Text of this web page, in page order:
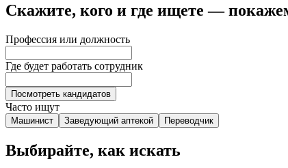
Скажите, кого и где ищете —
Профессия или должность
Где будет работать сотрудник
Посмотреть кандидатов
Часто ищут
Машинист Заведующий аптекой Переводчик
Выбирайте, как искать